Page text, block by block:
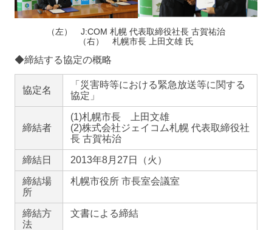
（左） J:COM 札幌 代表取締役社長 古賀祐治
（右） 札幌市長 上田文雄 氏
◆締結する協定の概略
協定名
「災害時等における緊急放送等に関する
協定」
締結者
(1)札幌市長 上田文雄
(2)株式会社ジェイコム札幌 代表取締役社
長 古賀祐治
締結日 2013年8月27日（火）
締結場
所
札幌市役所 市長室会議室
締結方
法
文書による締結